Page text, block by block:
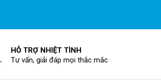
HỖ TRỢ NHIỆT TÌNH
Tư vấn, giải đáp mọi thắc mắc